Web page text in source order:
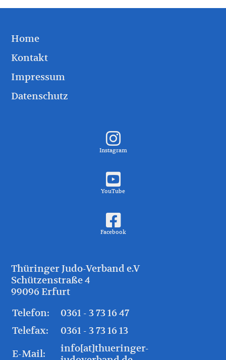
Home
Kontakt
Impressum
Datenschutz
Instagram
YouTube
Facebook
Thüringer Judo-Verband e.V
Schützenstraße 4
99096 Erfurt
Telefon:
0361 - 3 73 16 47
Telefax:
0361 - 3 73 16 13
E-Mail:
info[at]thueringer-